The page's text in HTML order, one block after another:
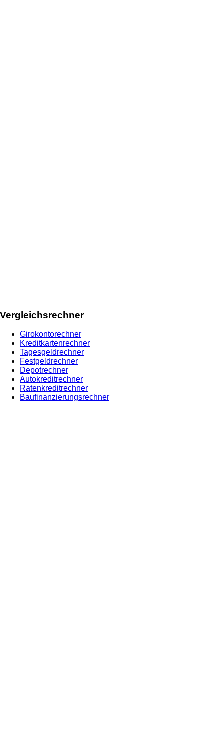
Vergleichsrechner
Girokontorechner
Kreditkartenrechner
Tagesgeldrechner
Festgeldrechner
Depotrechner
Autokreditrechner
Ratenkreditrechner
Baufinanzierungsrechner